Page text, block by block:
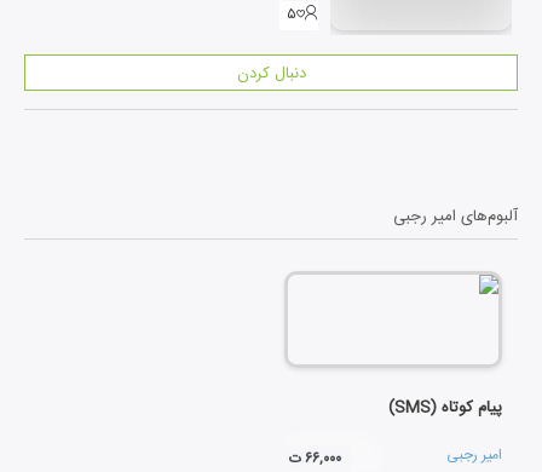
۵
دنبال کردن
آلبوم‌های امیر رجبی
پیام کوتاه (SMS)
امیر رجبی ۶۶,۰۰۰ ت